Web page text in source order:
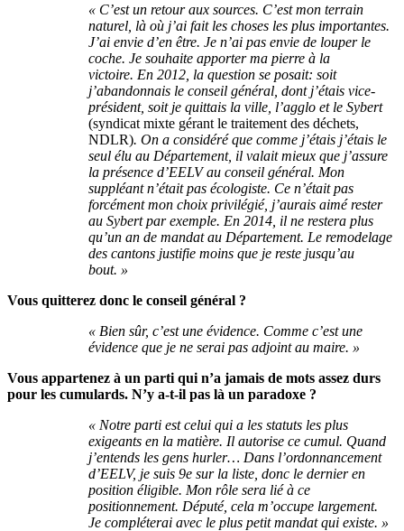
« C’est un retour aux sources. C’est mon terrain
naturel, là où j’ai fait les choses les plus importantes.
J’ai envie d’en être. Je n’ai pas envie de louper le
coche. Je souhaite apporter ma pierre à la
victoire. En 2012, la question se posait: soit
j’abandonnais le conseil général, dont j’étais vice-
président, soit je quittais la ville, l’agglo et le Sybert
(syndicat mixte gérant le traitement des déchets,
NDLR). On a considéré que comme j’étais j’étais le
seul élu au Département, il valait mieux que j’assure
la présence d’EELV au conseil général. Mon
suppléant n’était pas écologiste. Ce n’était pas
forcément mon choix privilégié, j’aurais aimé rester
au Sybert par exemple. En 2014, il ne restera plus
qu’un an de mandat au Département. Le remodelage
des cantons justifie moins que je reste jusqu’au
bout. »
Vous quitterez donc le conseil général ?
« Bien sûr, c’est une évidence. Comme c’est une
évidence que je ne serai pas adjoint au maire. »
Vous appartenez à un parti qui n’a jamais de mots assez durs
pour les cumulards. N’y a-t-il pas là un paradoxe ?
« Notre parti est celui qui a les statuts les plus
exigeants en la matière. Il autorise ce cumul. Quand
j’entends les gens hurler… Dans l’ordonnancement
d’EELV, je suis 9e sur la liste, donc le dernier en
position éligible. Mon rôle sera lié à ce
positionnement. Député, cela m’occupe largement.
Je compléterai avec le plus petit mandat qui existe. »